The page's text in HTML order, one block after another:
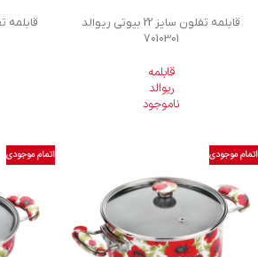
قابلمه تفلون سایز 22 بیوتی ریوالد
7010301
قابلمه
ریوالد
ناموجود
اتمام موجودی اتمام موجودی